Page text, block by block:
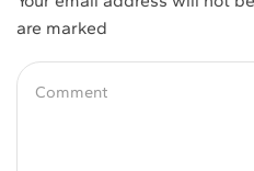
are marked